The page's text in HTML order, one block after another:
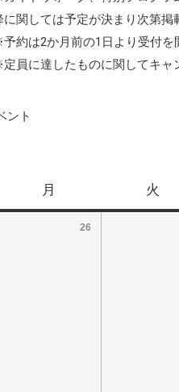
に関しては予定が決まり次第掲
約は2か月前の1日より受付を
員に達したものに関してキャ
ント
月 火
26